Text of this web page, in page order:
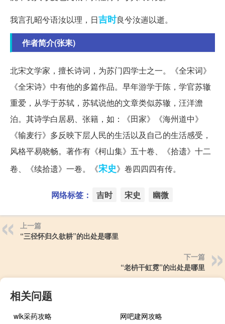
我言孔昭兮语汝以理，日吉时良兮汝遄以逝。
作者简介(张耒)
北宋文学家，擅长诗词，为苏门四学士之一。《全宋词》
《全宋诗》中有他的多篇作品。早年游学于陈，学官苏辙
重爱，从学于苏轼，苏轼说他的文章类似苏辙，汪洋澹
泊。其诗学白居易、张籍，如：《田家》《海州道中》
《输麦行》多反映下层人民的生活以及自己的生活感受，
风格平易晓畅。著作有《柯山集》五十卷、《拾遗》十二
卷、《续拾遗》一卷。《宋史》卷四四四有传。
网络标签： 吉时 宋史 幽微
上一篇
“三径怀归久欲耕”的出处是哪里
下一篇
“老枿干虹霓”的出处是哪里
相关问题
wlk采药攻略
网吧建网攻略